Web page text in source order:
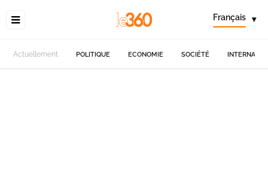
Français ▾
Actuellement POLITIQUE ECONOMIE SOCIÉTÉ